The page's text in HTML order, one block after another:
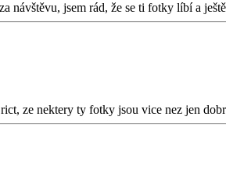
návštěvu, jsem rád, že se ti fotky líbí a
ze nektery ty fotky jsou vice nez jen